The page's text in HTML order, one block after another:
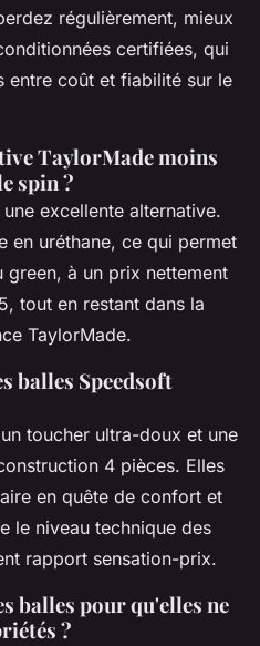
régulièrement, mieux
certifiées, qui
coût et fiabilité sur le
TaylorMade moins
spin ?
excellente alternative.
en uréthane, ce qui permet
à un prix nettement
tout en restant dans la
TaylorMade.
balles Speedsoft
toucher ultra-doux et une
4 pièces. Elles
en quête de confort et
le niveau technique des
rapport sensation-prix.
balles pour qu'elles ne
?